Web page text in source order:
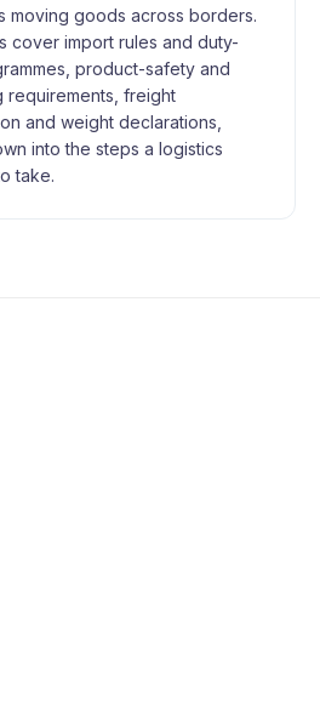
moving goods across borders.
cover import rules and duty-
product-safety and
requirements, freight
and weight declarations,
into the steps a logistics
take.